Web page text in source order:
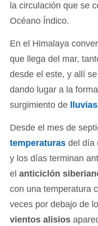
la circulación que se
Océano Índico.
En el Himalaya
que llega del mar,
desde el este, y allí
dando lugar a la
surgimiento de
lluvias
Desde el mes de
temperaturas del día
y los días terminan
el anticiclón
con una temperatura
veces por debajo de
vientos alisios